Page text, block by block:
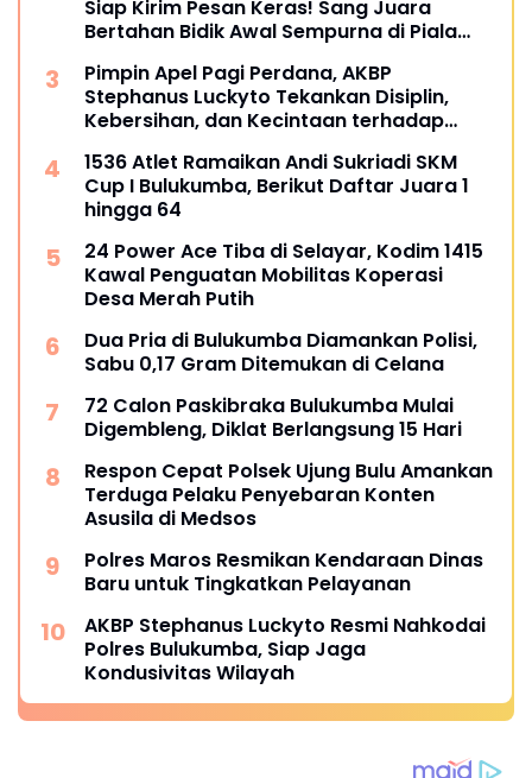
Siap Kirim Pesan Keras! Sang Juara
Bertahan Bidik Awal Sempurna di Piala
Pimpin Apel Pagi Perdana, AKBP
Stephanus Luckyto Tekankan Disiplin,
Kebersihan, dan Kecintaan terhadap
1536 Atlet Ramaikan Andi Sukriadi SKM
Cup I Bulukumba, Berikut Daftar Juara 1
hingga 64
24 Power Ace Tiba di Selayar, Kodim 1415
Kawal Penguatan Mobilitas Koperasi
Desa Merah Putih
Dua Pria di Bulukumba Diamankan Polisi,
Sabu 0,17 Gram Ditemukan di Celana
72 Calon Paskibraka Bulukumba Mulai
Digembleng, Diklat Berlangsung 15 Hari
Respon Cepat Polsek Ujung Bulu Amankan
Terduga Pelaku Penyebaran Konten
Asusila di Medsos
Polres Maros Resmikan Kendaraan Dinas
Baru untuk Tingkatkan Pelayanan
AKBP Stephanus Luckyto Resmi Nahkodai
Polres Bulukumba, Siap Jaga
Kondusivitas Wilayah